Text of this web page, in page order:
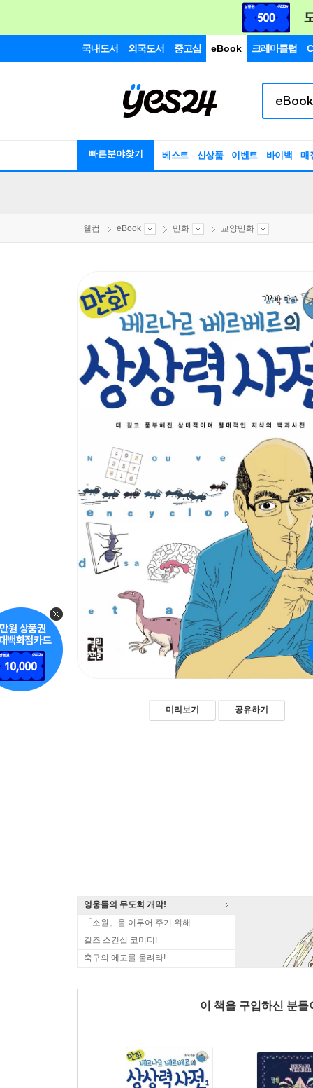
국내도서 외국도서 중고샵 eBook 크레마클럽
빠른분야찾기 베스트 신상품 이벤트 바이백 매
웰컴 eBook 만화 교양만화
미리보기 공유하기
영웅들의 무도회 개막!
「소원」을 이루어 주기 위해
걸즈 스킨십 코미디!
축구의 에고를 울려라!
이 책을 구입하신 분